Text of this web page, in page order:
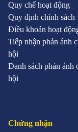
Quy chế hoạt động
Quy định chính sách
Điều khoản hoạt
Tiếp nhận phản ánh
hội
Danh sách phản ánh
hội
Chứng nhận